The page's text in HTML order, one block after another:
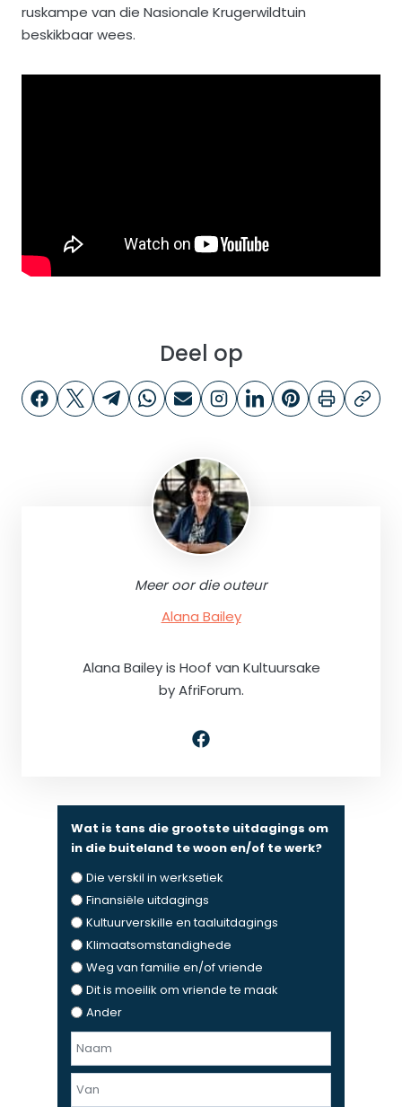
ruskampe van die Nasionale Krugerwildtuin
beskikbaar wees.
Deel op
Meer oor die outeur
Alana Bailey
Alana Bailey is Hoof van Kultuursake
by AfriForum.
Wat is tans die grootste uitdagings om
in die buiteland te woon en/of te werk?
Die verskil in werksetiek
Finansiële uitdagings
Kultuurverskille en taaluitdagings
Klimaatsomstandighede
Weg van familie en/of vriende
Dit is moeilik om vriende te maak
Ander
a
m
F